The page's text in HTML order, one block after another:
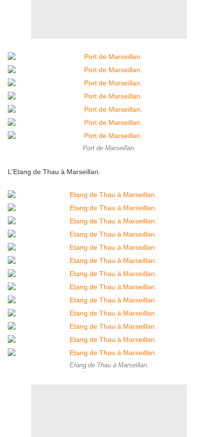
Port de Marseillan.
L'Etang de Thau à Marseillan.
Etang de Thau à Marseillan.